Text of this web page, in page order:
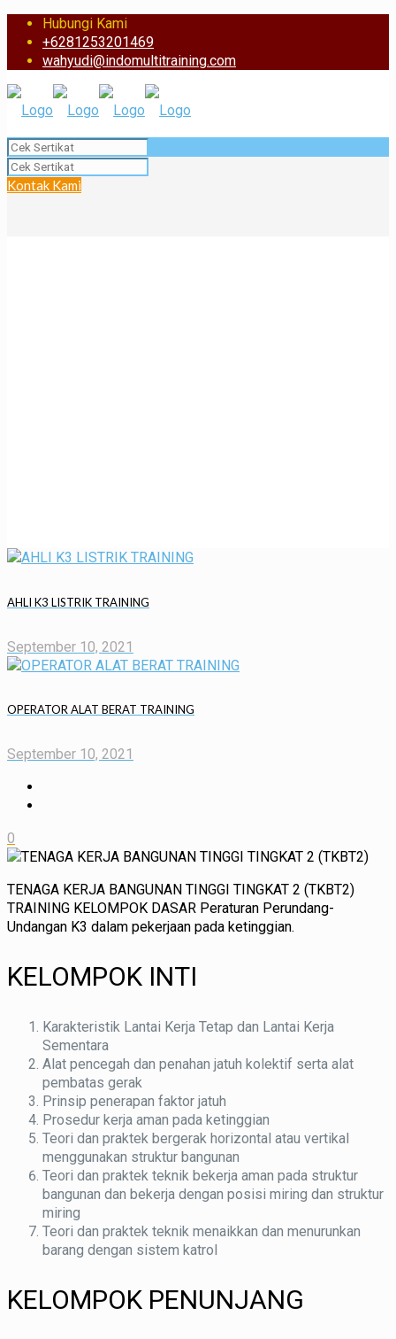
Hubungi Kami
+6281253201469
wahyudi@indomultitraining.com
Kontak Kami
AHLI K3 LISTRIK TRAINING
September 10, 2021
OPERATOR ALAT BERAT TRAINING
September 10, 2021
0
TENAGA KERJA BANGUNAN TINGGI TINGKAT 2 (TKBT2)
TRAINING KELOMPOK DASAR Peraturan Perundang-
Undangan K3 dalam pekerjaan pada ketinggian.
KELOMPOK INTI
Karakteristik Lantai Kerja Tetap dan Lantai Kerja
Sementara
Alat pencegah dan penahan jatuh kolektif serta alat
pembatas gerak
Prinsip penerapan faktor jatuh
Prosedur kerja aman pada ketinggian
Teori dan praktek bergerak horizontal atau vertikal
menggunakan struktur bangunan
Teori dan praktek teknik bekerja aman pada struktur
bangunan dan bekerja dengan posisi miring dan struktur
miring
Teori dan praktek teknik menaikkan dan menurunkan
barang dengan sistem katrol
KELOMPOK PENUNJANG